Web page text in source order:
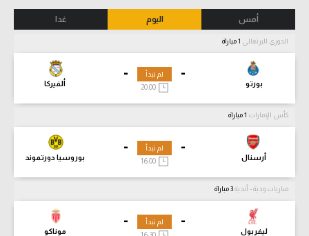
أمس اليوم غدا
الدوري البرتغالي
-
بورتو
-
ألفيركا
لم تبدأ
كأس الإمارات
-
أرسنال
-
بوروسيا دورتموند
لم تبدأ
مباريات ودية - أندية
-
ليفربول
-
موناكو
لم تبدأ